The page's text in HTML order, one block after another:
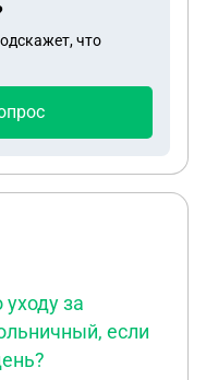
ли кому то мой
тоже не
можно ли как
банк ничего не
что
за
если